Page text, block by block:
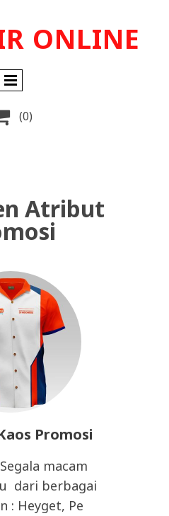
ONLINE
(0)
Atribut
Promosi
macam
dari berbagai
: Heyget, Pe